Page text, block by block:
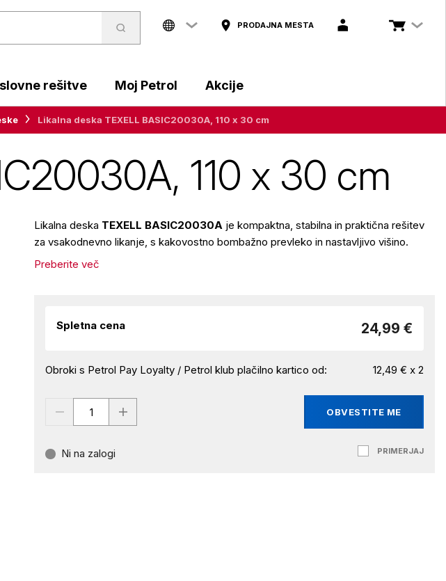
PRODAJNA MESTA
rešitve Moj Petrol Akcije
Likalna deska TEXELL BASIC20030A, 110 x 30 cm
110 x 30 cm
Likalna deska TEXELL BASIC20030A je kompaktna, stabilna in praktična rešitev
za vsakodnevno likanje, s kakovostno bombažno prevleko in nastavljivo višino.
Preberite več
Spletna cena 24,99 €
Obroki s Petrol Pay Loyalty / Petrol klub plačilno kartico od: 12,49 € x 2
OBVESTITE ME
Ni na zalogi PRIMERJAJ